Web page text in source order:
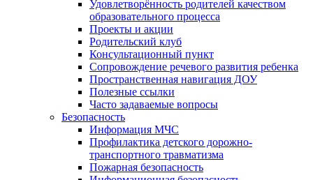
Удовлетворённость родителей качеством
образовательного процесса
Проекты и акции
Родительский клуб
Консультационный пункт
Сопровождение речевого развития ребенка
Пространственная навигация ДОУ
Полезные ссылки
Часто задаваемые вопросы
Безопасность
Информация МЧС
Профилактика детского дорожно-
транспортного травматизма
Пожарная безопасность